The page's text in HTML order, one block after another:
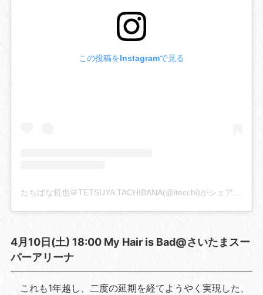
この投稿をInstagramで見る
4月10日(土) 18:00 My Hair is Bad@さいたまスー
パーアリーナ
これも1年越し、二度の延期を経てようやく実現した、